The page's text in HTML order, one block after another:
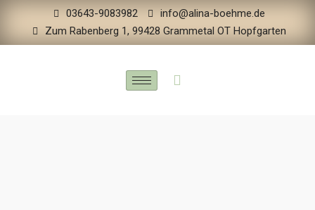
03643-9083982
info@alina-boehme.de
Zum Rabenberg 1, 99428 Grammetal OT Hopfgarten